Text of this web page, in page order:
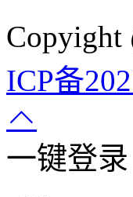
ICP备
一键登录